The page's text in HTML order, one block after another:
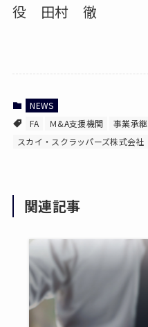
役 田村 徹
NEWS
FA
Ｍ&A支援機関 事業承継
スカイ・スクラッパーズ株式会社
関連記事